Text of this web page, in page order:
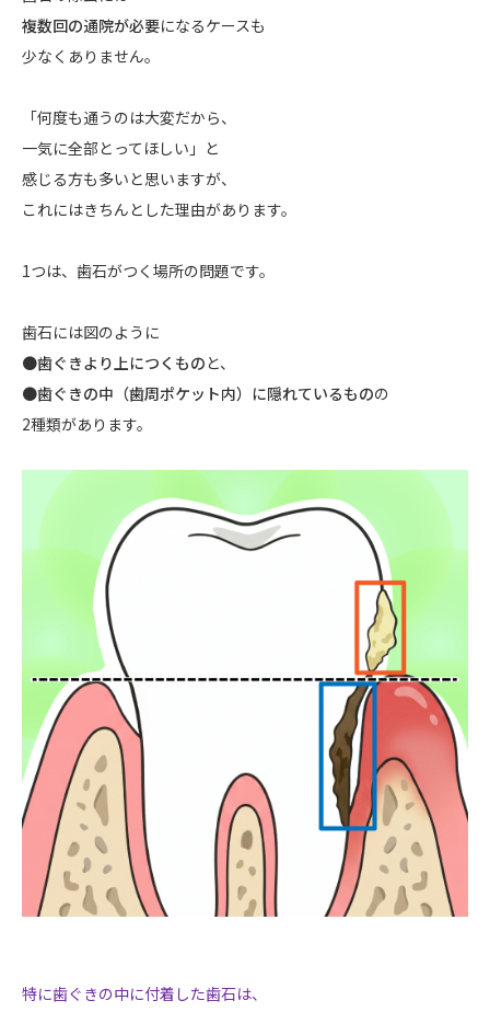
複数回の通院が必要になるケースも
少なくありません。
「何度も通うのは大変だから、
一気に全部とってほしい」と
感じる方も多いと思いますが、
これにはきちんとした理由があります。
1つは、歯石がつく場所の問題です。
歯石には図のように
●歯ぐきより上につくものと、
●歯ぐきの中（歯周ポケット内）に隠れているものの
2種類があります。
特に歯ぐきの中に付着した歯石は、